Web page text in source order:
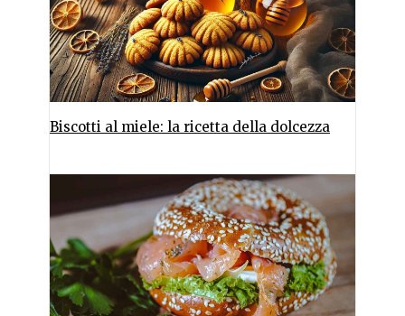
Biscotti al miele: la ricetta della dolcezza